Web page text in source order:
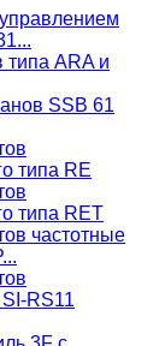
ARA и
SSB 61
типа RE
типа RET
частотные
RS11